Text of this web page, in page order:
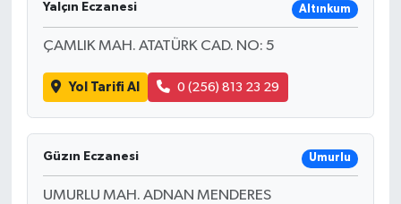
Yalçın Eczanesi Altınkum
ÇAMLIK MAH. ATATÜRK CAD. NO: 5
Yol Tarifi Al 0 (256) 813 23 29
Güzın Eczanesi Umurlu
UMURLU MAH. ADNAN MENDERES